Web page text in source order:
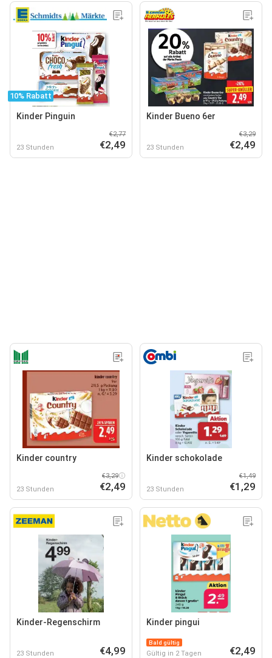
10% Rabatt
Kinder Pinguin
23 Stunden
€2,77
€2,49
Kinder Bueno 6er
23 Stunden
€3,29
€2,49
Kinder country
23 Stunden
€3,29
€2,49
Kinder schokolade
23 Stunden
€1,49
€1,29
Kinder-Regenschirm
23 Stunden €4,99
Kinder pingui
Bald gültig
Gültig in 2 Tagen €2,49